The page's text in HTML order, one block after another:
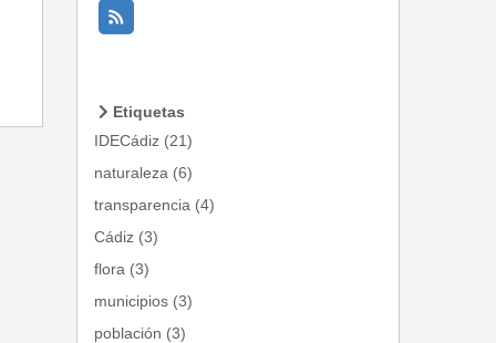
Etiquetas
IDECádiz (21)
naturaleza (6)
transparencia (4)
Cádiz (3)
flora (3)
municipios (3)
población (3)